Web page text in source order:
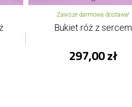
Zawsze darmowa dostawa!
Bukiet róż z sercem
297,00 zł